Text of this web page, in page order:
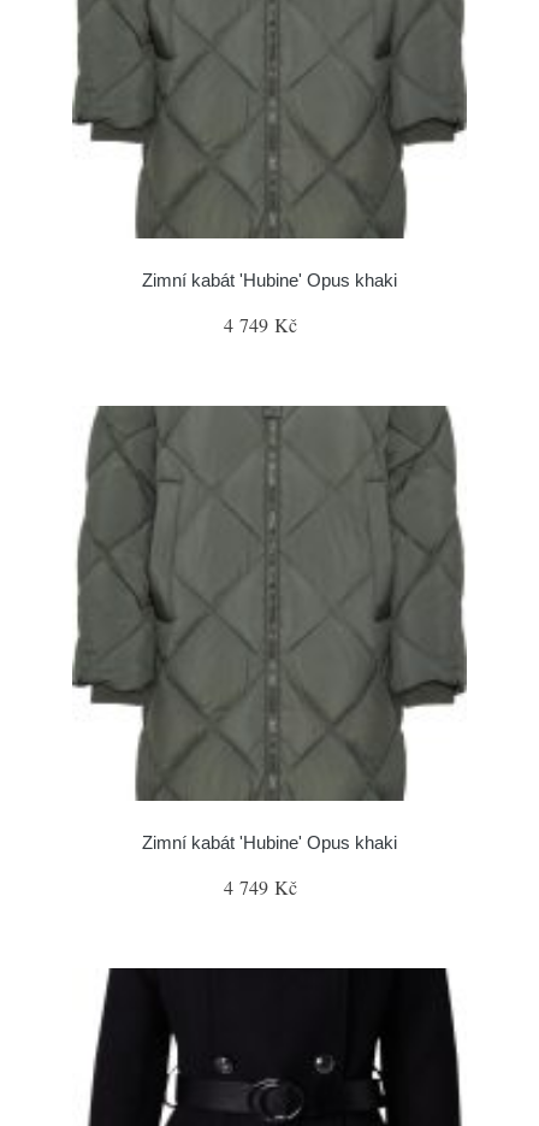
Zimní kabát 'Hubine' Opus khaki
4 749 Kč
Zimní kabát 'Hubine' Opus khaki
4 749 Kč